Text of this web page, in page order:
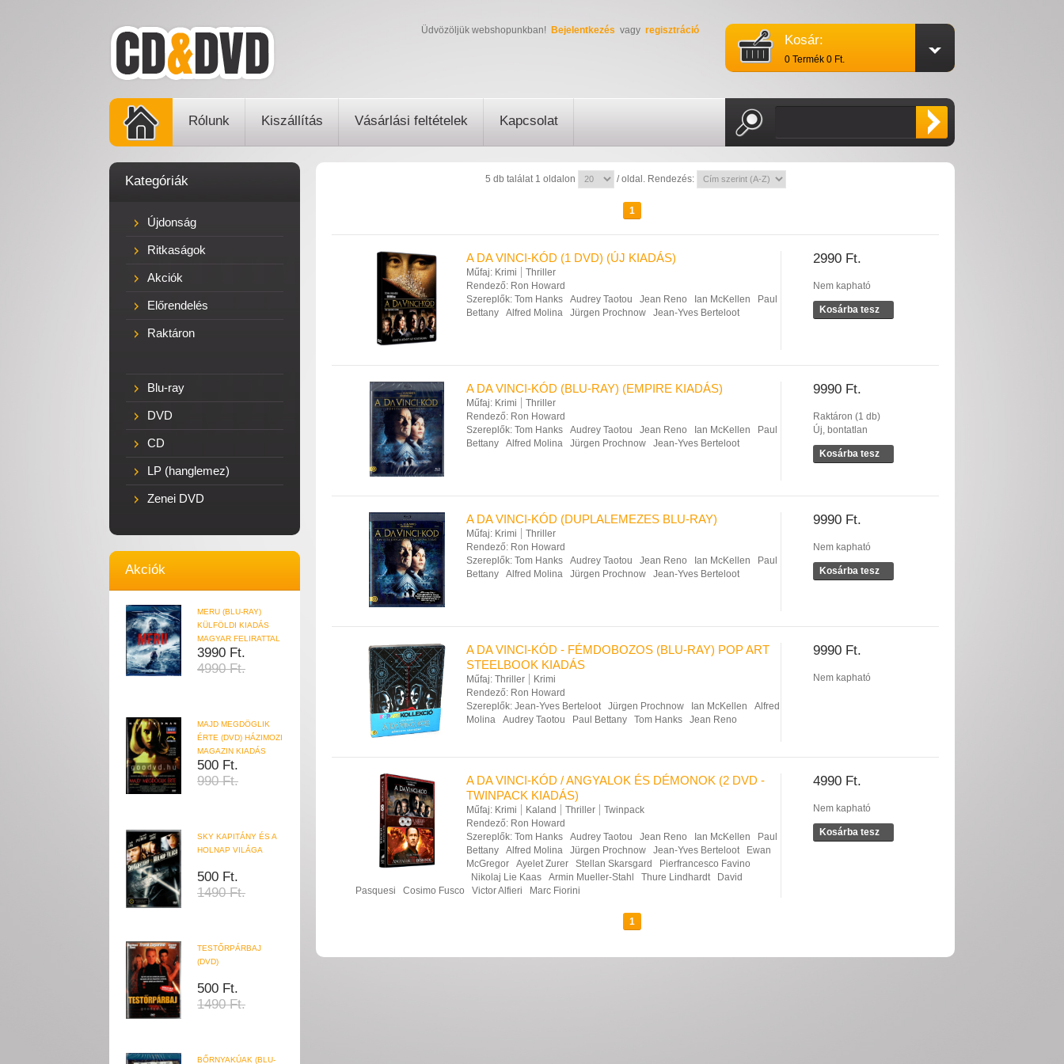
Kosár:
0 Termék 0 Ft.
Üdvözöljük webshopunkban! Bejelentkezés vagy regisztráció
Rólunk Kiszállítás Vásárlási feltételek Kapcsolat
Kategóriák
Újdonság
Ritkaságok
Akciók
Előrendelés
Raktáron
Blu-ray
DVD
CD
LP (hanglemez)
Zenei DVD
Akciók
MERU (BLU-RAY)
KÜLFÖLDI KIADÁS
MAGYAR FELIRATTAL
3990 Ft.
4990 Ft.
MAJD MEGDÖGLIK
ÉRTE (DVD) HÁZIMOZI
MAGAZIN KIADÁS
500 Ft.
990 Ft.
SKY KAPITÁNY ÉS A
HOLNAP VILÁGA
500 Ft.
1490 Ft.
TESTŐRPÁRBAJ
(DVD)
500 Ft.
1490 Ft.
BŐRNYAKÚAK (BLU-
5 db találat 1 oldalon / oldal. Rendezés:
1
2990 Ft.
Nem kapható
Kosárba tesz
A DA VINCI-KÓD (1 DVD) (ÚJ KIADÁS)
Műfaj: Krimi
Thriller
Rendező: Ron Howard
Szereplők: Tom Hanks Audrey Taotou Jean Reno Ian McKellen
Paul
Bettany
Alfred Molina Jürgen Prochnow Jean-Yves Berteloot
9990 Ft.
Raktáron (1 db)
Új, bontatlan
Kosárba tesz
A DA VINCI-KÓD (BLU-RAY) (EMPIRE KIADÁS)
Műfaj: Krimi
Thriller
Rendező: Ron Howard
Szereplők: Tom Hanks Audrey Taotou Jean Reno Ian McKellen
Paul
Bettany
Alfred Molina Jürgen Prochnow Jean-Yves Berteloot
9990 Ft.
Nem kapható
Kosárba tesz
A DA VINCI-KÓD (DUPLALEMEZES BLU-RAY)
Műfaj: Krimi
Thriller
Rendező: Ron Howard
Szereplők: Tom Hanks Audrey Taotou Jean Reno Ian McKellen
Paul
Bettany
Alfred Molina Jürgen Prochnow Jean-Yves Berteloot
9990 Ft.
Nem kapható
A DA VINCI-KÓD - FÉMDOBOZOS (BLU-RAY) POP ART
STEELBOOK KIADÁS
Műfaj: Thriller
Krimi
Rendező: Ron Howard
Szereplők: Jean-Yves Berteloot Jürgen Prochnow Ian McKellen
Alfred
Molina
Audrey Taotou Paul Bettany Tom Hanks Jean Reno
4990 Ft.
Nem kapható
Kosárba tesz
A DA VINCI-KÓD / ANGYALOK ÉS DÉMONOK (2 DVD -
TWINPACK KIADÁS)
Műfaj: Krimi Kaland Thriller
Twinpack
Rendező: Ron Howard
Szereplők: Tom Hanks Audrey Taotou Jean Reno Ian McKellen
Paul
Bettany
Alfred Molina Jürgen Prochnow Jean-Yves Berteloot
Ewan
McGregor
Ayelet Zurer Stellan Skarsgard
Pierfrancesco Favino
Nikolaj Lie Kaas
Armin Mueller-Stahl Thure Lindhardt
David
Pasquesi
Cosimo Fusco Victor Alfieri Marc Fiorini
1